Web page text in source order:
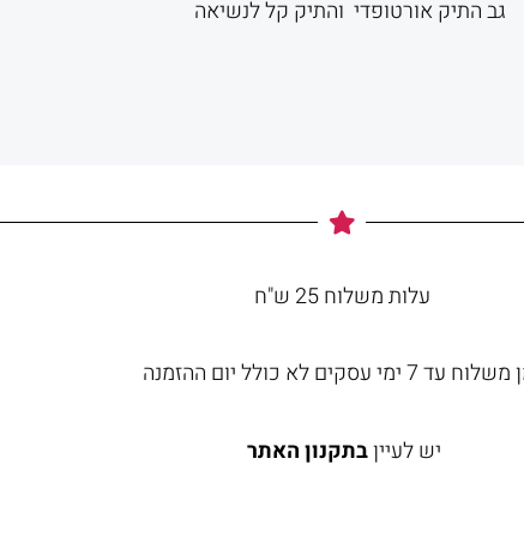
גב התיק אורטופדי והתיק קל לנשיאה
עלות משלוח 25 ש"ח
עד 7 ימי עסקים לא כולל יום ההזמנה
יש לעייןבתקנון האתר